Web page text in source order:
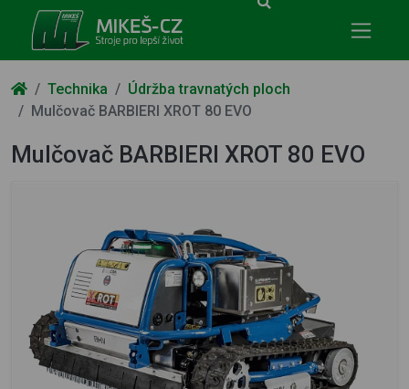
Technika
Údržba travnatých ploch
Mulčovač BARBIERI XROT 80 EVO
Mulčovač BARBIERI XROT 80 EVO